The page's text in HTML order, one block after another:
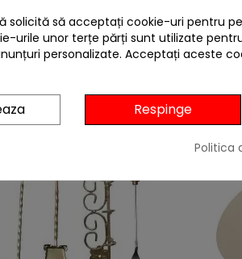
4 ALTE PRODUSE IN ACEEASI
solicită să acceptați cookie-uri pentru
urile unor terțe părți sunt utilizate
personalizate. Acceptați aceste
Respinge
Politica